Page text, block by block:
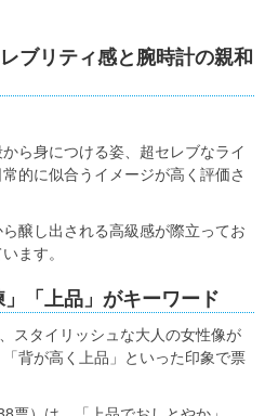
ブリティ感と腕時計の親和
ら身につける姿、超セレブなライ
的に似合うイメージが高く評価さ
醸し出される高級感が際立ってお
ます。
「上品」がキーワード
スタイリッシュな大人の女性像が
背が高く上品」といった印象で票